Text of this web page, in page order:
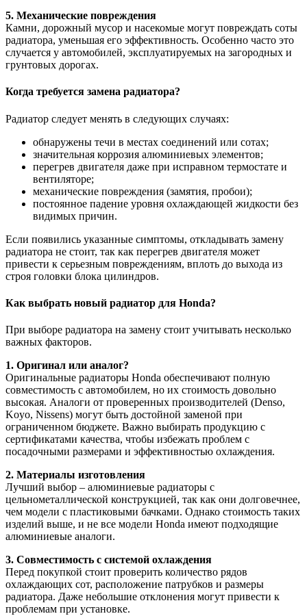
5. Механические повреждения
Камни, дорожный мусор и насекомые могут повреждать соты
радиатора, уменьшая его эффективность. Особенно часто это
случается у автомобилей, эксплуатируемых на загородных и
грунтовых дорогах.
Когда требуется замена радиатора?
Радиатор следует менять в следующих случаях:
обнаружены течи в местах соединений или сотах;
значительная коррозия алюминиевых элементов;
перегрев двигателя даже при исправном термостате и
вентиляторе;
механические повреждения (замятия, пробои);
постоянное падение уровня охлаждающей жидкости без
видимых причин.
Если появились указанные симптомы, откладывать замену
радиатора не стоит, так как перегрев двигателя может
привести к серьезным повреждениям, вплоть до выхода из
строя головки блока цилиндров.
Как выбрать новый радиатор для Honda?
При выборе радиатора на замену стоит учитывать несколько
важных факторов.
1. Оригинал или аналог?
Оригинальные радиаторы Honda обеспечивают полную
совместимость с автомобилем, но их стоимость довольно
высокая. Аналоги от проверенных производителей (Denso,
Koyo, Nissens) могут быть достойной заменой при
ограниченном бюджете. Важно выбирать продукцию с
сертификатами качества, чтобы избежать проблем с
посадочными размерами и эффективностью охлаждения.
2. Материалы изготовления
Лучший выбор – алюминиевые радиаторы с
цельнометаллической конструкцией, так как они долговечнее,
чем модели с пластиковыми бачками. Однако стоимость таких
изделий выше, и не все модели Honda имеют подходящие
алюминиевые аналоги.
3. Совместимость с системой охлаждения
Перед покупкой стоит проверить количество рядов
охлаждающих сот, расположение патрубков и размеры
радиатора. Даже небольшие отклонения могут привести к
проблемам при установке.